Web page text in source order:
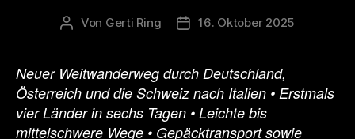
Beitragsautor
Von Gerti Ring Veröffentlichungsdatum
16. Oktober 2025
Neuer Weitwanderweg durch Deutschland,
Österreich und die Schweiz nach Italien • Erstmals
vier Länder in sechs Tagen • Leichte bis
mittelschwere Wege • Gepäcktransport sowie